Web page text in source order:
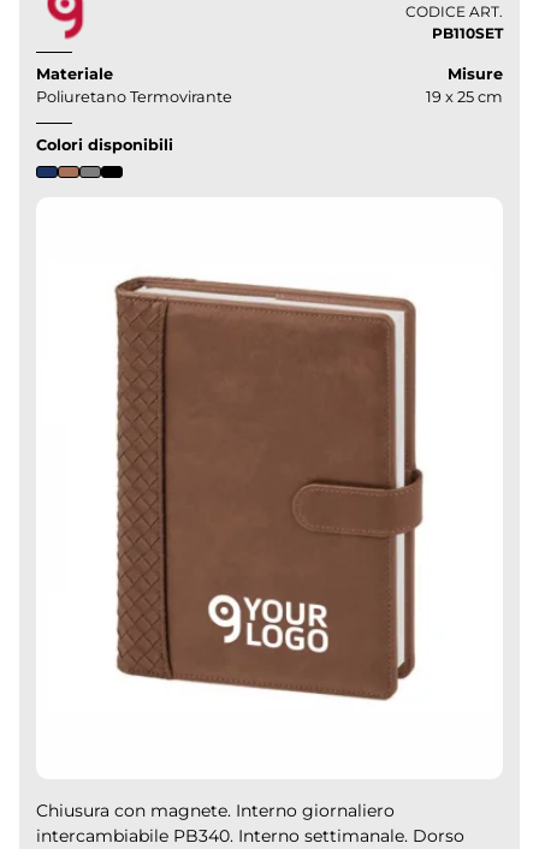
CODICE ART.
PB110SET
Materiale
Poliuretano Termovirante
Misure
19 x 25 cm
Colori disponibili
Chiusura con magnete. Interno giornaliero
intercambiabile PB340. Interno settimanale. Dorso